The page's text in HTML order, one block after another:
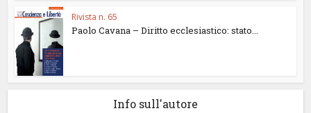
Rivista n. 65
Paolo Cavana – Diritto ecclesiastico: stato...
Info sull'autore